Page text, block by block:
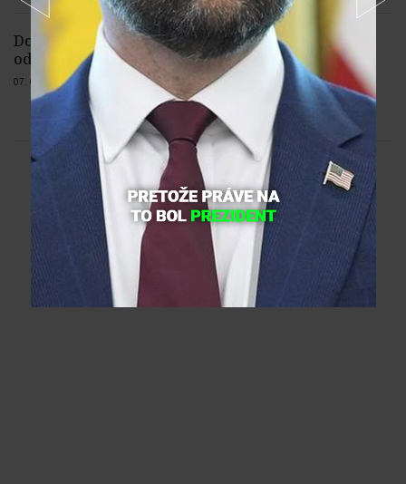
Dodávateľ rýchlostných kamier
odmieta, že by boli z Ruska
07. 08. 2026 | Žiadne komentáre